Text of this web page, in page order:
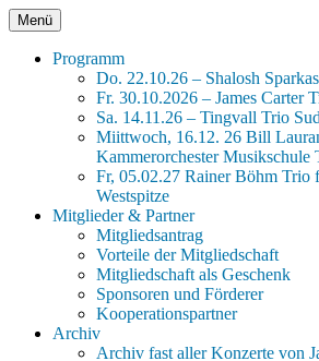
Zum
Inhalt
springen
Jazz im Prinz Karl
xxx Seit 45 Jahren Jazz für Tübingen xxx
Menü
Programm
Do. 22.10.26 – Shalosh
Fr. 30.10.2026 – James Carter
Sa. 14.11.26 – Tingvall Trio
Miittwoch, 16.12. 26 Bill
Kammerorchester Musikschule
Fr, 05.02.27 Rainer Böhm Trio
Westspitze
Mitglieder & Partner
Mitgliedsantrag
Vorteile der Mitgliedschaft
Mitgliedschaft als Geschenk
Sponsoren und Förderer
Kooperationspartner
Archiv
Archiv fast aller Konzerte von